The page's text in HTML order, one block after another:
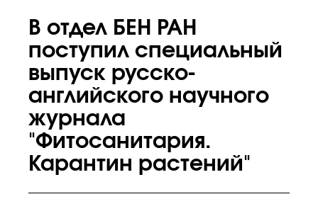
В отдел БЕН РАН
поступил специальный
выпуск русско-
английского научного
журнала
"Фитосанитария.
Карантин растений"